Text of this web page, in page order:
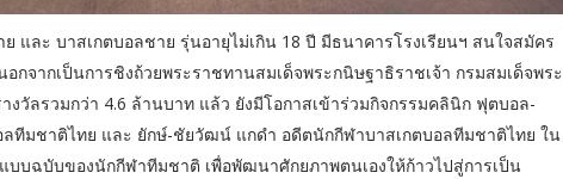
ละ บาสเกตบอลชาย รุ่นอายุไม่เกิน 18 ปี มีธนาคารโรงเรียนฯ สนใจสมัคร
จากเป็นการชิงถ้วยพระราชทานสมเด็จพระกนิษฐาธิราชเจ้า กรมสมเด็จพระ
วัลรวมกว่า 4.6 ล้านบาท แล้ว ยังมีโอกาสเข้าร่วมกิจกรรมคลินิก ฟุตบอล-
ทีมชาติไทย และ ยักษ์-ชัยวัฒน์ แกดำ อดีตนักกีฬาบาสเกตบอลทีมชาติไทย ใน
บบฉบับของนักกีฬาทีมชาติ เพื่อพัฒนาศักยภาพตนเองให้ก้าวไปสู่การเป็น